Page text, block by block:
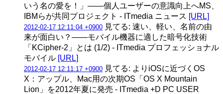
いう名の愛を！」――個人ユーザーの意識向上へMS、
IBMらが共同プロジェクト - ITmedia ニュース [URL]
2012-02-17 12:11:04 +0900 見てる: 速い、軽い、名前の由
来が面白い？――モバイル機器に適した暗号化技術
「KCipher-2」とは (1/2) - ITmedia プロフェッショナル
モバイル [URL]
2012-02-17 12:11:17 +0900 見てる: よりiOSに近づくOS
X：アップル、Mac用の次期OS「OS X Mountain
Lion」を2012年夏に発売 - ITmedia +D PC USER